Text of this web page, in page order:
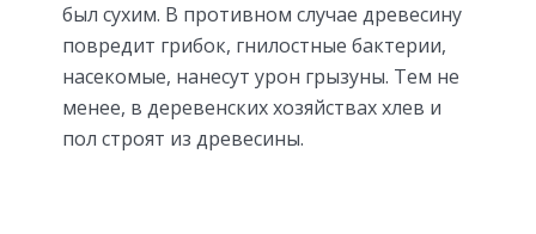
был сухим. В противном случае древесину
повредит грибок, гнилостные бактерии,
насекомые, нанесут урон грызуны. Тем не
менее, в деревенских хозяйствах хлев и
пол строят из древесины.